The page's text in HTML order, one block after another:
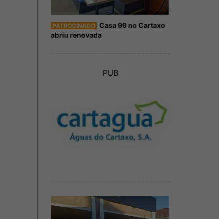
PATROCINADO Casa 99 no Cartaxo
abriu renovada
PUB